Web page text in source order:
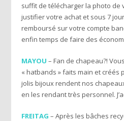
suffit de télécharger la photo de
justifier votre achat et sous 7
remboursé sur votre compte
enfin temps de faire des
MAYOU – Fan de chapeau?!
« hatbands » faits main et créés
jolis bijoux rendent nos
en les rendant très personnel.
FREITAG – Après les bâches